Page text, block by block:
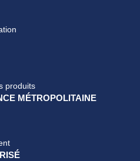
produits
MÉTROPOLITAINE